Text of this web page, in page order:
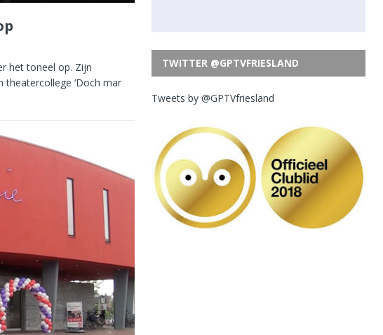
het toneel op. Zijn
‘Doch mar
TWITTER @GPTVFRIESLAND
Tweets by @GPTVfriesland